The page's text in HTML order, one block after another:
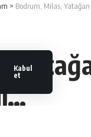
Kabul
et
> Bodrum, Milas, Yatağan